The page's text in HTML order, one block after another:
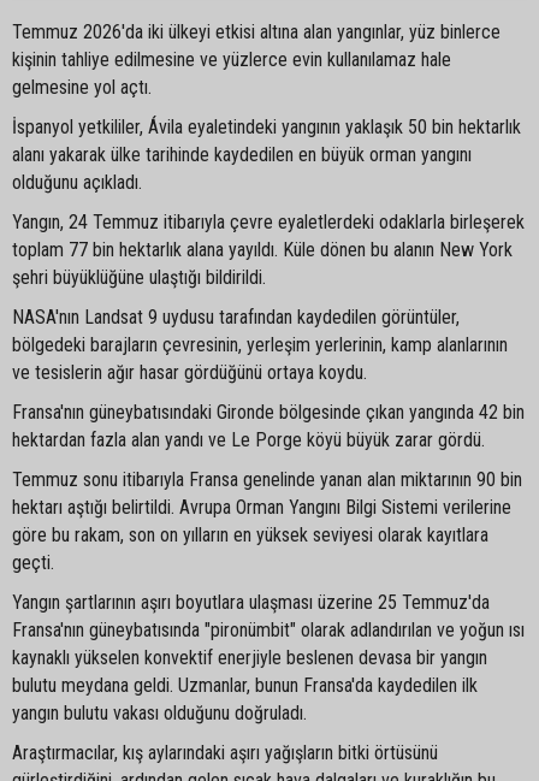
Temmuz 2026'da iki ülkeyi etkisi altına alan yangınlar, yüz binlerce
kişinin tahliye edilmesine ve yüzlerce evin kullanılamaz hale
gelmesine yol açtı.
İspanyol yetkililer, Ávila eyaletindeki yangının yaklaşık 50 bin hektarlık
alanı yakarak ülke tarihinde kaydedilen en büyük orman yangını
olduğunu açıkladı.
Yangın, 24 Temmuz itibarıyla çevre eyaletlerdeki odaklarla birleşerek
toplam 77 bin hektarlık alana yayıldı. Küle dönen bu alanın New York
şehri büyüklüğüne ulaştığı bildirildi.
NASA'nın Landsat 9 uydusu tarafından kaydedilen görüntüler,
bölgedeki barajların çevresinin, yerleşim yerlerinin, kamp alanlarının
ve tesislerin ağır hasar gördüğünü ortaya koydu.
Fransa'nın güneybatısındaki Gironde bölgesinde çıkan yangında 42 bin
hektardan fazla alan yandı ve Le Porge köyü büyük zarar gördü.
Temmuz sonu itibarıyla Fransa genelinde yanan alan miktarının 90 bin
hektarı aştığı belirtildi. Avrupa Orman Yangını Bilgi Sistemi verilerine
göre bu rakam, son on yılların en yüksek seviyesi olarak kayıtlara
geçti.
Yangın şartlarının aşırı boyutlara ulaşması üzerine 25 Temmuz'da
Fransa'nın güneybatısında "pironümbit" olarak adlandırılan ve yoğun ısı
kaynaklı yükselen konvektif enerjiyle beslenen devasa bir yangın
bulutu meydana geldi. Uzmanlar, bunun Fransa'da kaydedilen ilk
yangın bulutu vakası olduğunu doğruladı.
Araştırmacılar, kış aylarındaki aşırı yağışların bitki örtüsünü